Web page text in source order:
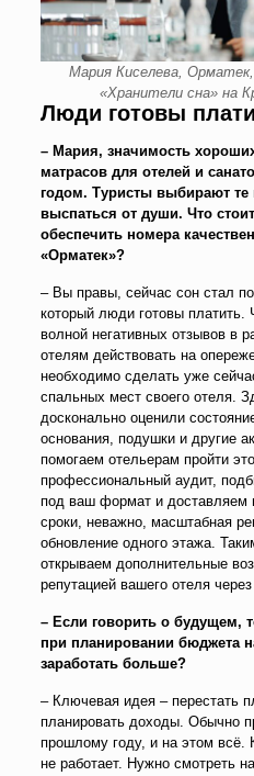
Мария Киселева,
«Хранители сна» на
Люди готовы
– Мария, значимость
матрасов для отелей и
годом. Туристы выбирают
выспаться от души. Что
обеспечить номера
«Орматек»?
– Вы правы, сейчас сон стал
который люди готовы платить.
волной негативных отзывов в
отелям действовать на
необходимо сделать уже
спальных мест своего отеля.
досконально оценили
основания, подушки и другие
помогаем отельерам пройти
профессиональный аудит,
под ваш формат и доставляем
сроки, неважно, масштабная
обновление одного этажа.
открываем дополнительные
репутацией вашего отеля
– Если говорить о будущем,
при планировании бюджета
заработать больше?
– Ключевая идея – перестать
планировать доходы. Обычно
прошлому году, и на этом всё.
не работает. Нужно смотреть